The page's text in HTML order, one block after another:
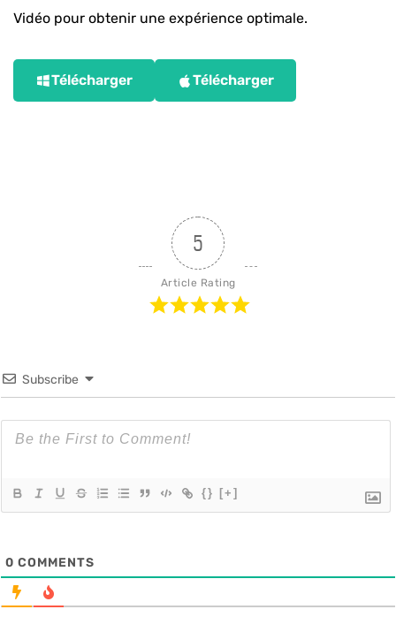
Vidéo pour obtenir une expérience optimale.
Télécharger Télécharger
5
Article Rating
Subscribe
{} [+]
0 COMMENTS